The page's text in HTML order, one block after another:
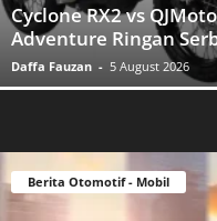
Cyclone RX2 vs
Adventure Ringan
Daffa Fauzan - 5 August 2026
Berita Otomotif - Mobil